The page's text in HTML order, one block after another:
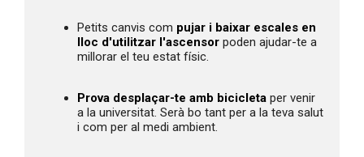
Petits canvis com pujar i baixar escales en
lloc d'utilitzar l'ascensor poden ajudar-te a
millorar el teu estat físic.
Prova desplaçar-te amb bicicleta per venir
a la universitat. Serà bo tant per a la teva salut
i com per al medi ambient.